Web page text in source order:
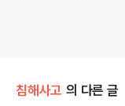
침해사고 의 다른 글